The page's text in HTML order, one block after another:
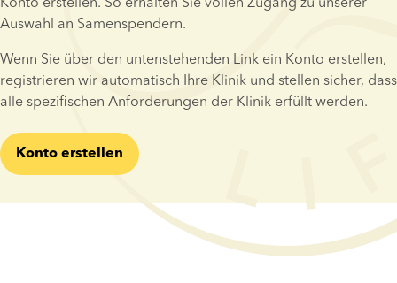
Auswahl an Samenspendern.
Wenn Sie über den untenstehenden Link ein Konto erstellen,
registrieren wir automatisch Ihre Klinik und stellen sicher, dass
alle spezifischen Anforderungen der Klinik erfüllt werden.
Konto erstellen